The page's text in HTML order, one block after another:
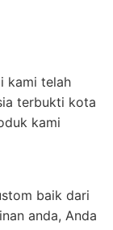
kami telah
terbukti kota
kami
baik dari
anda, Anda